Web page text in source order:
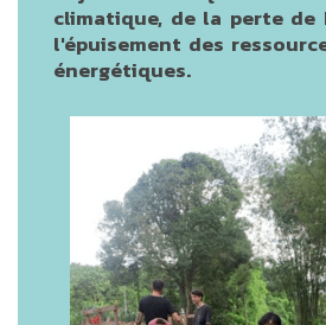
climatique, de la perte de
l'épuisement des
énergétiques.